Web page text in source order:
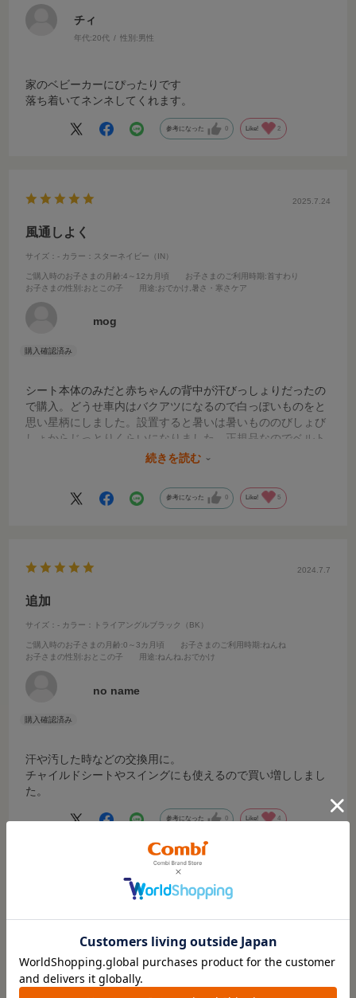
チィ
年代:20代 性別:男性
家のベビーカーにぴったりです
落ち着いてネンネしてくれます。
参考になった 0 Like! 2
2025.7.24
風通しよく
サイズ：- カラー：スターネイビー（IN）
ご購入時のお子さまの月齢:4～12カ月頃 お子さまのご利用時期 :首すわり
お子さまの性別 :おとこの子 用途:おでかけ,暑さ・寒さケア
mog
シート本体のみだと赤ちゃんの背中が汗びっしょりだったの
で購入。どうせ車内はバクアツになるので白っぽいものをと
思い星柄にしました。設置すると暑いは暑いもののびしょび
しょからじっとりくらいになりました。正規品なのでベルト
の位置もピッタリ、乗せてるだけなので時々ずれますが剥が
続きを読む
参考になった 0 Like! 5
2024.7.7
追加
サイズ：- カラー：トライアングルブラック（BK）
ご購入時のお子さまの月齢:0～3カ月頃 お子さまのご利用時期 :ねんね
お子さまの性別 :おとこの子 用途:ねんね,おでかけ
no name
汗や汚した時などの交換用に。
チャイルドシートやスイングにも使えるので買い増ししまし
た。
参考になった 0 Like! 4
純正品は良い
カラー：トライアングルブラック（BK）
ご購入時のお子さまの月齢:4～12カ月頃 お子さまの性別:おんなの子